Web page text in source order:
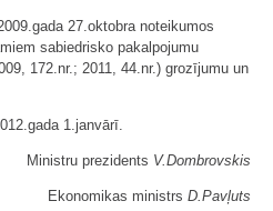
27.oktobra noteikumos
sabiedrisko pakalpojumu
172.nr.; 2011, 44.nr.) grozījumu un
1.janvārī.
Ministru prezidents V.Dombrovskis
Ekonomikas ministrs D.Pavļuts